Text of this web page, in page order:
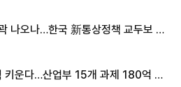
나오나…한국 新통상정책 교두보 활
키운다…산업부 15개 과제 180억 지